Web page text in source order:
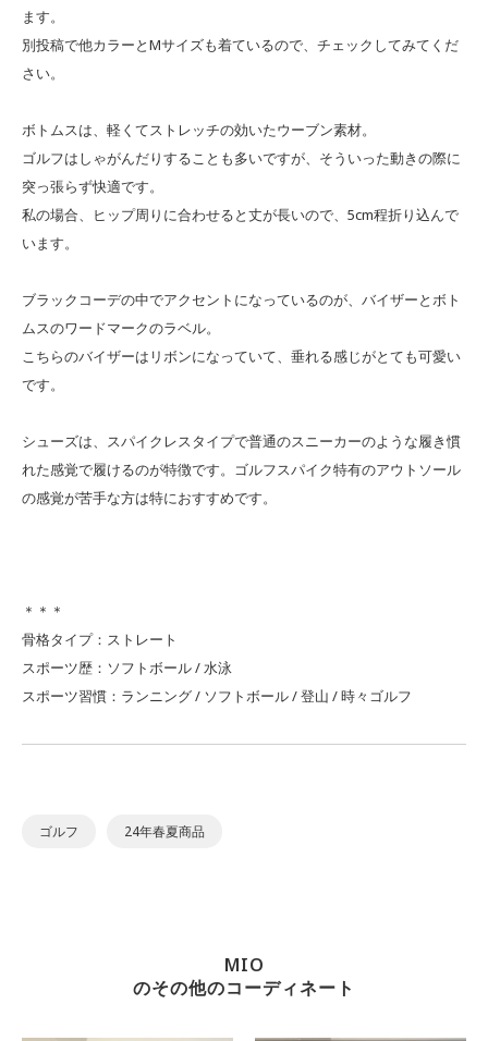
ます。
別投稿で他カラーとMサイズも着ているので、チェックしてみてくだ
さい。
ボトムスは、軽くてストレッチの効いたウーブン素材。
ゴルフはしゃがんだりすることも多いですが、そういった動きの際に
突っ張らず快適です。
私の場合、ヒップ周りに合わせると丈が長いので、5cm程折り込んで
います。
ブラックコーデの中でアクセントになっているのが、バイザーとボト
ムスのワードマークのラベル。
こちらのバイザーはリボンになっていて、垂れる感じがとても可愛い
です。
シューズは、スパイクレスタイプで普通のスニーカーのような履き慣
れた感覚で履けるのが特徴です。ゴルフスパイク特有のアウトソール
の感覚が苦手な方は特におすすめです。
＊＊＊
骨格タイプ：ストレート
スポーツ歴：ソフトボール / 水泳
スポーツ習慣：ランニング / ソフトボール / 登山 / 時々ゴルフ
ゴルフ 24年春夏商品
MIO
のその他のコーディネート